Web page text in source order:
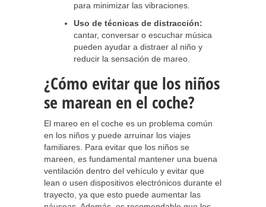
para minimizar las vibraciones.
Uso de técnicas de distracción:
cantar, conversar o escuchar música
pueden ayudar a distraer al niño y
reducir la sensación de mareo.
¿Cómo evitar que los niños
se marean en el coche?
El mareo en el coche es un problema común
en los niños y puede arruinar los viajes
familiares. Para evitar que los niños se
mareen, es fundamental mantener una buena
ventilación dentro del vehículo y evitar que
lean o usen dispositivos electrónicos durante el
trayecto, ya que esto puede aumentar las